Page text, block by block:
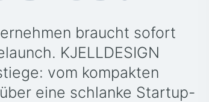
braucht sofort
KJELLDESIGN
vom kompakten
eine schlanke Startup-